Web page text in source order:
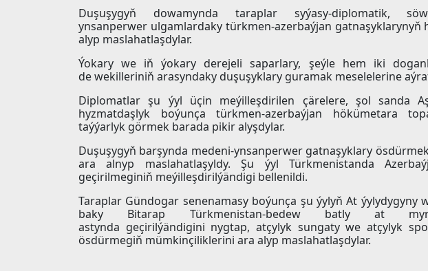
Duşuşygyň dowamynda taraplar syýasy-diplomatik,
ynsanperwer ulgamlardaky türkmen-azerbaýjan
alyp maslahatlaşdylar.
Ýokary we iň ýokary derejeli saparlary, şeýle hem iki
de wekilleriniň arasyndaky duşuşyklary guramak meselelerine
Diplomatlar şu ýyl üçin meýilleşdirilen çärelere, şol sanda
hyzmatdaşlyk boýunça türkmen-azerbaýjan hökümetara
taýýarlyk görmek barada pikir alyşdylar.
Duşuşygyň barşynda medeni-ynsanperwer gatnaşyklary
ara alnyp maslahatlaşyldy. Şu ýyl Türkmenistanda
geçirilmeginiň meýilleşdirilýändigi bellenildi.
Taraplar Gündogar senenamasy boýunça şu ýylyň At ýylydygyny
baky Bitarap Türkmenistan-bedew batly at
astynda geçirilýändigini nygtap, atçylyk sungaty we atçylyk
ösdürmegiň mümkinçiliklerini ara alyp maslahatlaşdylar.